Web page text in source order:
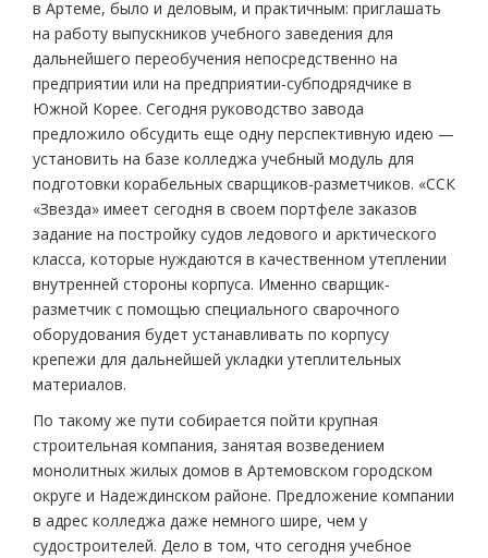
в Артеме, было и деловым, и практичным: приглашать
на работу выпускников учебного заведения для
дальнейшего переобучения непосредственно на
предприятии или на предприятии-субподрядчике в
Южной Корее. Сегодня руководство завода
предложило обсудить еще одну перспективную идею —
установить на базе колледжа учебный модуль для
подготовки корабельных сварщиков-разметчиков. «ССК
«Звезда» имеет сегодня в своем портфеле заказов
задание на постройку судов ледового и арктического
класса, которые нуждаются в качественном утеплении
внутренней стороны корпуса. Именно сварщик-
разметчик с помощью специального сварочного
оборудования будет устанавливать по корпусу
крепежи для дальнейшей укладки утеплительных
материалов.
По такому же пути собирается пойти крупная
строительная компания, занятая возведением
монолитных жилых домов в Артемовском городском
округе и Надеждинском районе. Предложение компании
в адрес колледжа даже немного шире, чем у
судостроителей. Дело в том, что сегодня учебное